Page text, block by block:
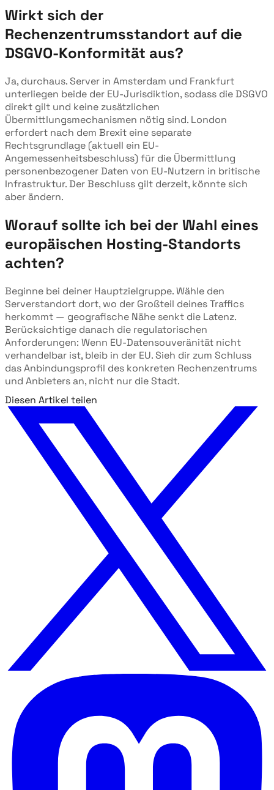
Wirkt sich der
Rechenzentrumsstandort auf die
DSGVO-Konformität aus?
Ja, durchaus. Server in Amsterdam und Frankfurt
unterliegen beide der EU-Jurisdiktion, sodass die DSGVO
direkt gilt und keine zusätzlichen
Übermittlungsmechanismen nötig sind. London
erfordert nach dem Brexit eine separate
Rechtsgrundlage (aktuell ein EU-
Angemessenheitsbeschluss) für die Übermittlung
personenbezogener Daten von EU-Nutzern in britische
Infrastruktur. Der Beschluss gilt derzeit, könnte sich
aber ändern.
Worauf sollte ich bei der Wahl eines
europäischen Hosting-Standorts
achten?
Beginne bei deiner Hauptzielgruppe. Wähle den
Serverstandort dort, wo der Großteil deines Traffics
herkommt — geografische Nähe senkt die Latenz.
Berücksichtige danach die regulatorischen
Anforderungen: Wenn EU-Datensouveränität nicht
verhandelbar ist, bleib in der EU. Sieh dir zum Schluss
das Anbindungsprofil des konkreten Rechenzentrums
und Anbieters an, nicht nur die Stadt.
Diesen Artikel teilen